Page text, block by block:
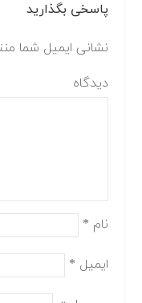
پاسخی بگذارید
نشانی ایمیل شما
دیدگاه
نام *
ایمیل *